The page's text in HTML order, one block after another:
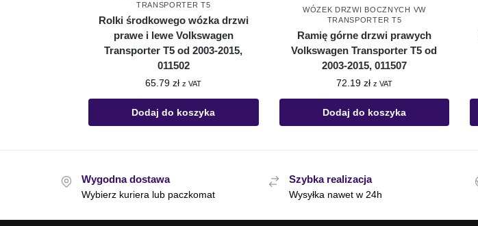
TRANSPORTER T5
Rolki środkowego wózka drzwi
prawe i lewe Volkswagen
Transporter T5 od 2003-2015,
011502
65.79zł z VAT
Dodaj do koszyka
WÓZEK DRZWI BOCZNYCH VW
TRANSPORTER T5
Ramię górne drzwi prawych
Volkswagen Transporter T5 od
2003-2015, 011507
72.19 zł z VAT
Dodaj do koszyka
Wygodna dostawa
Wybierz kuriera lub paczkomat
Szybka realizacja
Wysyłka nawet w 24h